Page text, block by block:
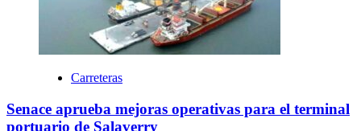
Carreteras
Senace aprueba mejoras operativas para el terminal
portuario de Salaverry